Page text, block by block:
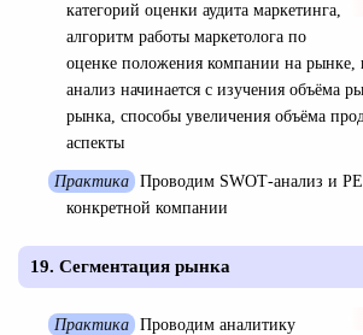
категорий оценки аудита маркетинга,
алгоритм работы маркетолога по
оценке положения компании на
анализ начинается с изучения объёма
рынка, способы увеличения объёма
аспекты
Практика Проводим SWOT‐анализ и
конкретной компании
19. Сегментация рынка
Практика Проводим аналитику